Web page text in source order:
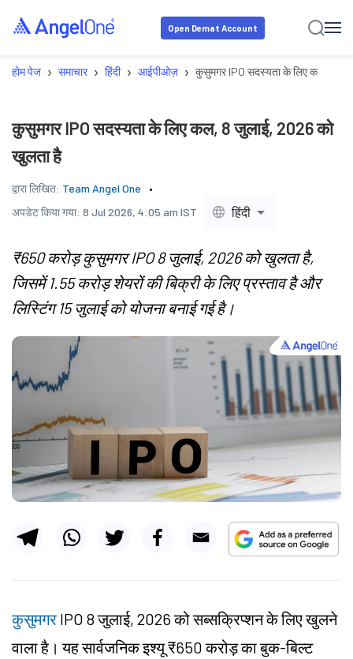
Open Demat Account
होम पेज › समाचार › हिंदी › आईपीओज़ › कुसुमगर IPO सदस्यता के लिए कल, 8
कुसुमगर IPO सदस्यता के लिए कल, 8 जुलाई, 2026 को
खुलता है
द्वारा लिखित: Team Angel One
अपडेट किया गया: 8 Jul 2026, 4:05 am IST हिंदी
₹650 करोड़ कुसुमगर IPO 8 जुलाई, 2026 को खुलता है,
जिसमें 1.55 करोड़ शेयरों की बिक्री के लिए प्रस्ताव है और
लिस्टिंग 15 जुलाई को योजना बनाई गई है।
कुसुमगर IPO 8 जुलाई, 2026 को सब्सक्रिप्शन के लिए खुलने
वाला है। यह सार्वजनिक इश्यू ₹650 करोड़ का बुक-बिल्ट